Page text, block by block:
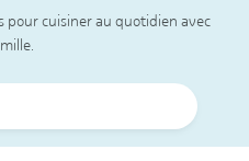
pour cuisiner au quotidien avec